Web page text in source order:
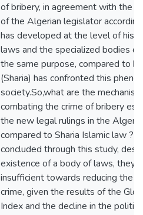
of bribery, in agreement with the
of the Algerian legislator
has developed at the level of his
laws and the specialized bodies
the same purpose, compared to
(Sharia) has confronted this
society.So,what are the
combating the crime of bribery
the new legal rulings in the
compared to Sharia Islamic law ?
concluded through this study,
existence of a body of laws, they
insufficient towards reducing the
crime, given the results of the
Index and the decline in the